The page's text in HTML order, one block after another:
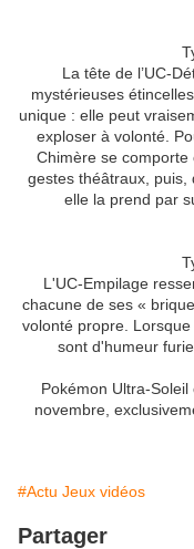
La tête de l’UC-
mystérieuses
unique : elle peut
exploser à volonté.
Chimère se
gestes théâtraux, puis,
elle la prend par
L'UC-Empilage
chacune de ses «
volonté propre.
sont d'humeur
Pokémon Ultra-
novembre,
#Actu Jeux vidéos
Partager